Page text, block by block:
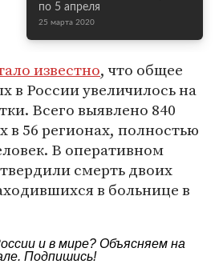
по 5 апреля
25 марта 2020
известно, что общее
в России увеличилось на
Всего выявлено 840
56 регионах, полностью
В оперативном
смерть двоих
в больнице в
и в мире? Объясняем на
. Подпишись!